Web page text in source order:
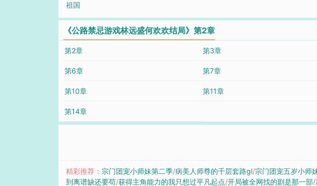
祖国
《公路禁忌游戏林远盛何欢欢结局》第2章
第2章 第3章
第6章 第7章
第10章 第11章
第14章
精彩推荐： 宗门团宠小师妹第二季/病美人师尊的千层套路gl/宗门团宠五岁小师
到离谱缺还要苟/获得主角能力的我只想过平凡起点/开局被全网找的剧是那一部/